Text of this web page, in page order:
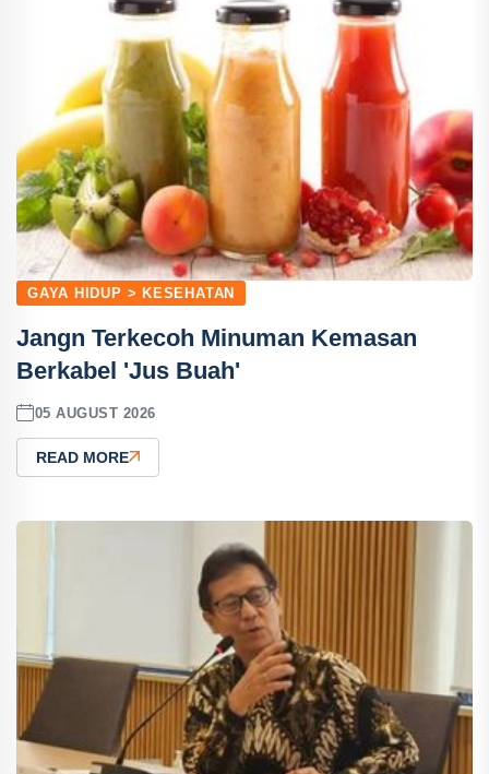
GAYA HIDUP > KESEHATAN
Jangn Terkecoh Minuman Kemasan
Berkabel 'Jus Buah'
05 AUGUST 2026
READ MORE